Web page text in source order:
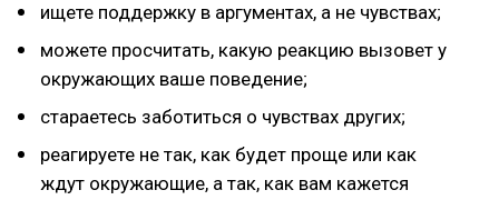
ищете поддержку в аргументах, а не чувствах;
можете просчитать, какую реакцию вызовет у
окружающих ваше поведение;
стараетесь заботиться о чувствах других;
реагируете не так, как будет проще или как
ждут окружающие, а так, как вам кажется